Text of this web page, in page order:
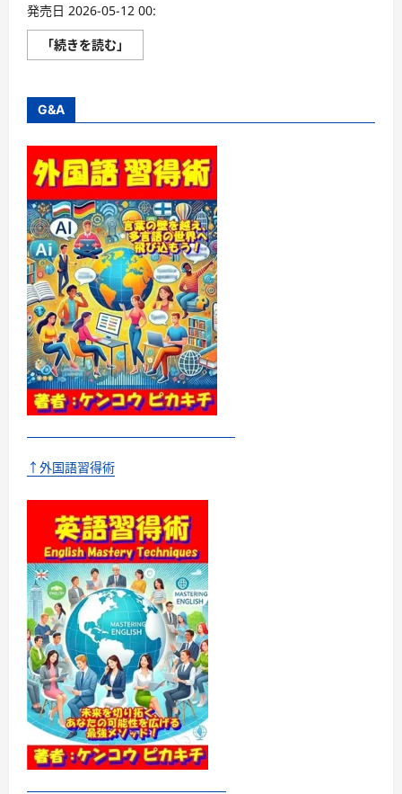
発売日 2026-05-12 00:
「続きを読む」
週
り
に
英
語
が
話
せ
る
よ
う
に
な
る
す
ご
い
方
法
に
つ
い
て
さ
ら
に
G&A
↑外国語習得術